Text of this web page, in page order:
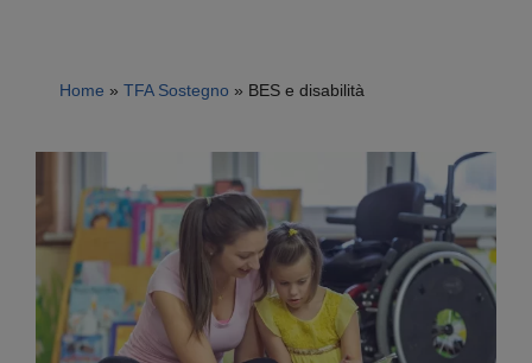
Home » TFA Sostegno » BES e disabilità